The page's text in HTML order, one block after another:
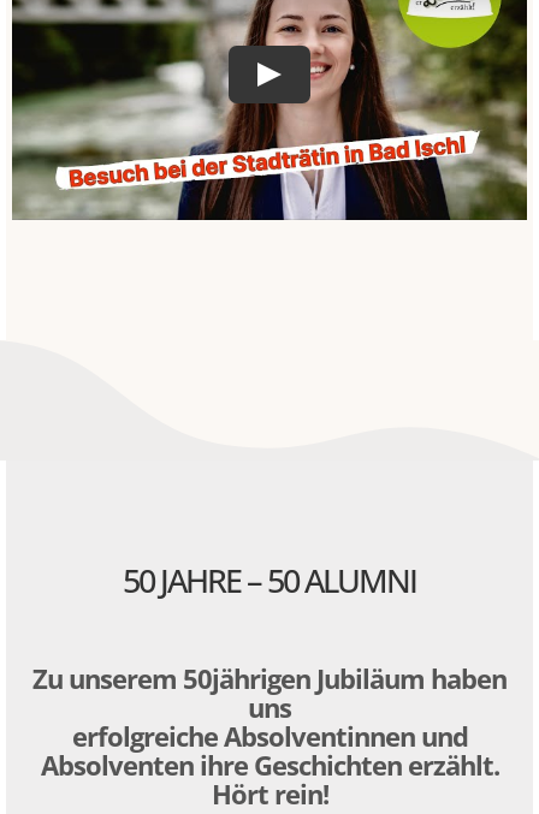
Play
50 JAHRE – 50 ALUMNI
Zu unserem 50jährigen Jubiläum haben
uns
erfolgreiche Absolventinnen und
Absolventen ihre Geschichten erzählt.
Hört rein!